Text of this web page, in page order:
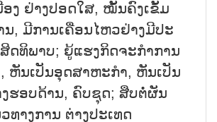
ອງ ຢ່າງປອດໃສ, ໝັ້ນຄົງເຂັ້ມ
ນ, ມີການເຄື່ອນໄຫວຢ່າງມີປະ
ດທິພາບ; ຍູ້ແຮງກິດຈະກຳການ
ຫັນເປັນອຸດສາຫະກຳ, ຫັນເປັນ
ຮອບດ້ານ, ຄົບຊຸດ; ສືບຕໍ່ຜັນ
າງການ ຕ່າງປະເທດ